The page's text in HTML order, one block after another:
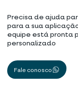
Precisa de ajuda
para a sua
equipe está pronta
personalizado
Fale conosco